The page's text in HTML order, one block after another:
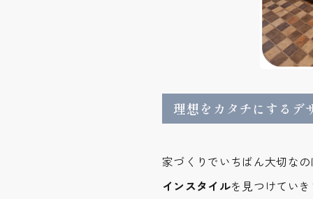
理想をカタチにするデ
家づくりでいちばん大切な
インスタイルを見つけてい